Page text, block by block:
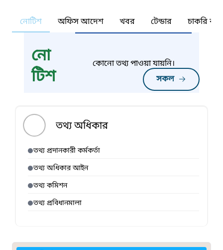
নোটিশ অফিস আদেশ খবর টেন্ডার চাকরি
নো
টিশ
সকল
কোনো তথ্য পাওয়া যায়নি।
তথ্য অধিকার
তথ্য প্রদানকারী কর্মকর্তা
তথ্য অধিকার আইন
তথ্য কমিশন
তথ্য প্রবিধানমালা